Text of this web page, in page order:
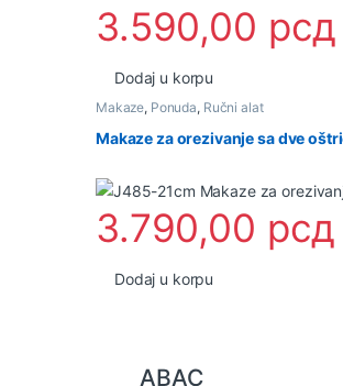
3.590,00 рсд
Dodaj u korpu
Makaze, Ponuda, Ručni alat
Makaze za orezivanje sa dve
3.790,00 рсд
Dodaj u korpu
ABAC